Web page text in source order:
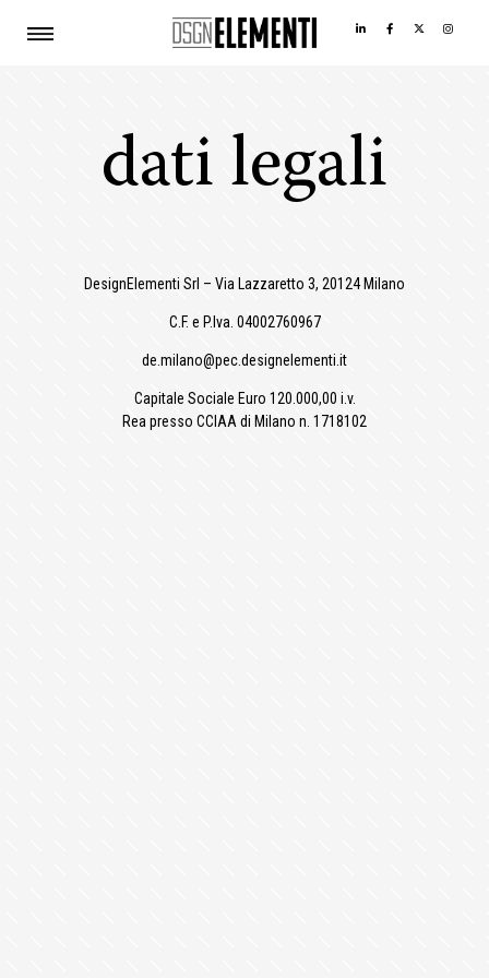
dati legali
DesignElementi Srl – Via Lazzaretto 3, 20124 Milano
C.F. e P.Iva. 04002760967
de.milano@pec.designelementi.it
Capitale Sociale Euro 120.000,00 i.v.
Rea presso CCIAA di Milano n. 1718102